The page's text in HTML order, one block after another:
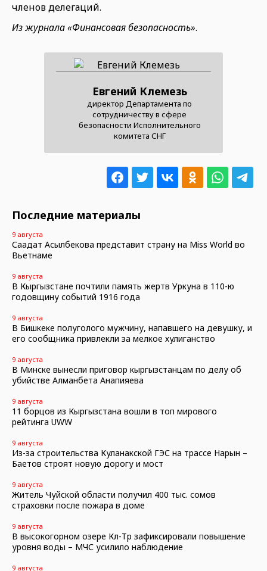
членов делегаций.
Из журнала «Финансовая безопасность».
Евгений Клемезь
директор Департамента по
сотрудничеству в сфере
безопасности Исполнительного
комитета СНГ
Последние материалы
9 августа
Саадат Асылбекова представит страну на Miss World во
Вьетнаме
9 августа
В Кыргызстане почтили память жертв Уркуна в 110-ю
годовщину событий 1916 года
9 августа
В Бишкеке полуголого мужчину, напавшего на девушку, и
его сообщника привлекли за мелкое хулиганство
9 августа
В Минске вынесли приговор кыргызстанцам по делу об
убийстве Алманбета Анапияева
9 августа
11 борцов из Кыргызстана вошли в топ мирового
рейтинга UWW
9 августа
Из-за строительства Куланакской ГЭС на трассе Нарын –
Баетов строят новую дорогу и мост
9 августа
Житель Чуйской области получил 400 тыс. сомов
страховки после пожара в доме
9 августа
В высокогорном озере Көл-Төр зафиксировали повышение
уровня воды – МЧС усилило наблюдение
9 августа